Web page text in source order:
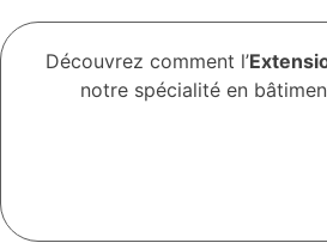
Découvrez comment l’
notre spécialité en